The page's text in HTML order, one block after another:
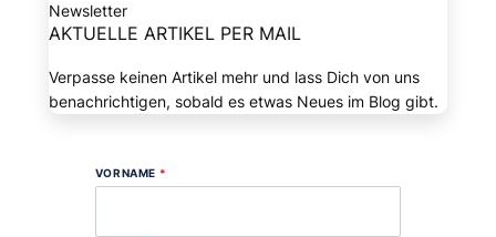
Newsletter
AKTUELLE ARTIKEL PER MAIL
Verpasse keinen Artikel mehr und lass Dich von uns
benachrichtigen, sobald es etwas Neues im Blog gibt.
VORNAME *